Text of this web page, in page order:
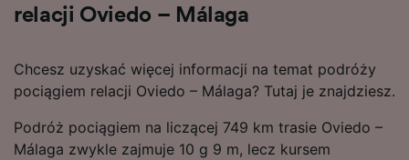
relacji Oviedo – Málaga
Chcesz uzyskać więcej informacji na temat podróży
pociągiem relacji Oviedo – Málaga? Tutaj je znajdziesz.
Podróż pociągiem na liczącej 749 km trasie Oviedo –
Málaga zwykle zajmuje 10 g 9 m, lecz kursem